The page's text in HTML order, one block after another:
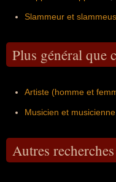
Slammeur et
Plus général que
Artiste (homme et
Musicien et musicienne
Autres recherches